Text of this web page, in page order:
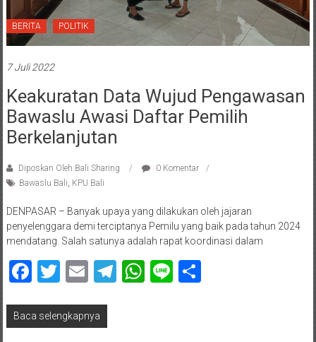
BERITA POLITIK
7 Juli 2022
Keakuratan Data Wujud Pengawasan
Bawaslu Awasi Daftar Pemilih
Berkelanjutan
Diposkan Oleh:Bali Sharing
0 Komentar
Bawaslu Bali, KPU Bali
DENPASAR – Banyak upaya yang dilakukan oleh jajaran
penyelenggara demi terciptanya Pemilu yang baik pada tahun 2024
mendatang. Salah satunya adalah rapat koordinasi dalam
Facebook
Twitter
EmailTelegram
WhatsApp
LineShare
Baca selengkapnya